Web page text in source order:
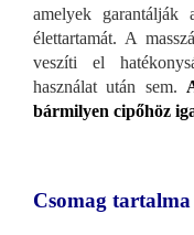
amelyek garantálják
élettartamát. A
veszíti el
használat után sem.
bármilyen cipőhöz
Csomag tartalma